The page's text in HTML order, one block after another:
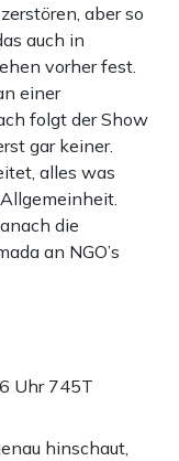
aber so
auch in
vorher fest.
einer
folgt der Show
gar keiner.
alles was
die
an NGO’s
Uhr 745T
hinschaut,